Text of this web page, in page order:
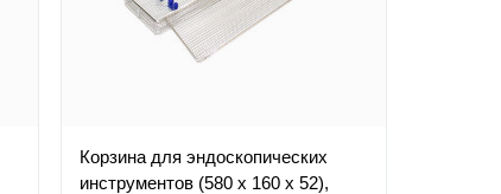
Корзина для эндоскопических
инструментов (580 x 160 x 52),